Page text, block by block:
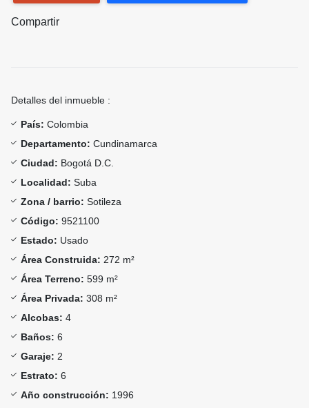
Compartir
Detalles del inmueble :
País: Colombia
Departamento: Cundinamarca
Ciudad: Bogotá D.C.
Localidad: Suba
Zona / barrio: Sotileza
Código: 9521100
Estado: Usado
Área Construida: 272 m²
Área Terreno: 599 m²
Área Privada: 308 m²
Alcobas: 4
Baños: 6
Garaje: 2
Estrato: 6
Año construcción: 1996